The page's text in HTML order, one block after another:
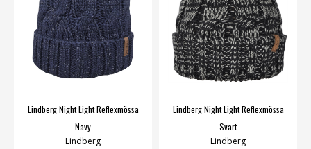
Lindberg Night Light Reflexmössa
Navy
Lindberg
Lindberg Night Light Reflexmössa
Svart
Lindberg